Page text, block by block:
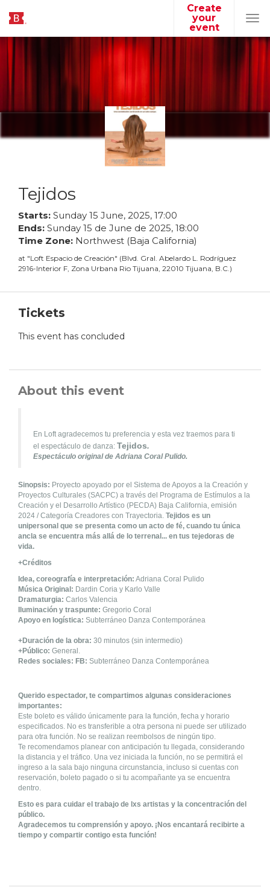
Create
your
event
Tejidos
Starts: Sunday 15 June, 2025, 17:00
Ends: Sunday 15 de June de 2025, 18:00
Time Zone: Northwest (Baja California)
at "Loft Espacio de Creación" (Blvd. Gral. Abelardo L. Rodríguez
2916-Interior F, Zona Urbana Rio Tijuana, 22010 Tijuana, B.C.)
Tickets
This event has concluded
About this event
En Loft agradecemos tu preferencia y esta vez traemos para ti
el espectáculo de danza: Tejidos.
Espectáculo original de Adriana Coral Pulido.
Sinopsis: Proyecto apoyado por el Sistema de Apoyos a la Creación y
Proyectos Culturales (SACPC) a través del Programa de Estímulos a la
Creación y el Desarrollo Artístico (PECDA) Baja California, emisión
2024 / Categoría Creadores con Trayectoria. Tejidos es un
unipersonal que se presenta como un acto de fé, cuando tu única
ancla se encuentra más allá de lo terrenal... en tus tejedoras de
vida.
+Créditos
Idea, coreografía e interpretación: Adriana Coral Pulido
Música Original: Dardin Coria y Karlo Valle
Dramaturgia: Carlos Valencia
Iluminación y traspunte: Gregorio Coral
Apoyo en logística: Subterráneo Danza Contemporánea
+Duración de la obra: 30 minutos (sin intermedio)
+Público: General.
Redes sociales: FB: Subterráneo Danza Contemporánea
Querido espectador, te compartimos algunas consideraciones
importantes:
Este boleto es válido únicamente para la función, fecha y horario
especificados. No es transferible a otra persona ni puede ser utilizado
para otra función. No se realizan reembolsos de ningún tipo.
Te recomendamos planear con anticipación tu llegada, considerando
la distancia y el tráfico. Una vez iniciada la función, no se permitirá el
ingreso a la sala bajo ninguna circunstancia, incluso si cuentas con
reservación, boleto pagado o si tu acompañante ya se encuentra
dentro.
Esto es para cuidar el trabajo de lxs artistas y la concentración del
público.
Agradecemos tu comprensión y apoyo. ¡Nos encantará recibirte a
tiempo y compartir contigo esta función!